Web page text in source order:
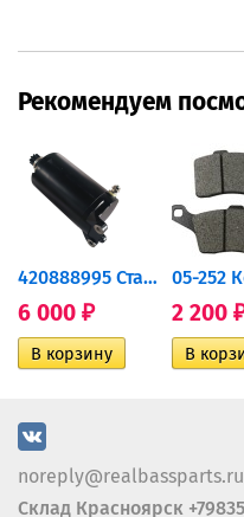
Рекомендуем
420888995 Стартер для...
6 000 ₽ 2 200
noreply@realbassparts.ru
Склад Красноярск